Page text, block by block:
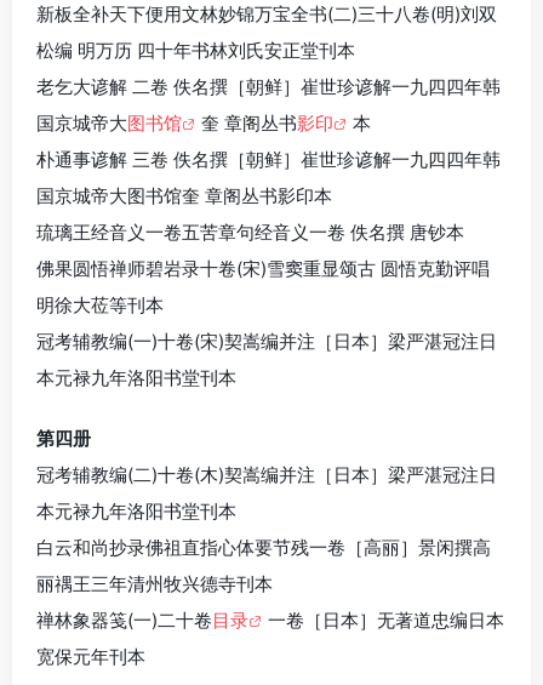
新板全补天下便用文林妙锦万宝全书(二)三十八卷(明)刘双
松编 明万历 四十年书林刘氏安正堂刊本
老乞大谚解 二卷 佚名撰［朝鲜］崔世珍谚解一九四四年韩
国京城帝大图书馆 奎 章阁丛书影印
本
朴通事谚解 三卷 佚名撰［朝鲜］崔世珍谚解一九四四年韩
国京城帝大图书馆奎 章阁丛书影印本
琉璃王经音义一卷五苦章句经音义一卷 佚名撰 唐钞本
佛果圆悟禅师碧岩录十卷(宋)雪窦重显颂古 圆悟克勤评唱
明徐大莅等刊本
冠考辅教编(一)十卷(宋)契嵩编并注［日本］梁严湛冠注日
本元禄九年洛阳书堂刊本
第四册
冠考辅教编(二)十卷(木)契嵩编并注［日本］梁严湛冠注日
本元禄九年洛阳书堂刊本
白云和尚抄录佛祖直指心体要节残一卷［高丽］景闲撰高
丽禑王三年清州牧兴德寺刊本
禅林象器笺(一)二十卷目录
一卷［日本］无著道忠编日本
宽保元年刊本